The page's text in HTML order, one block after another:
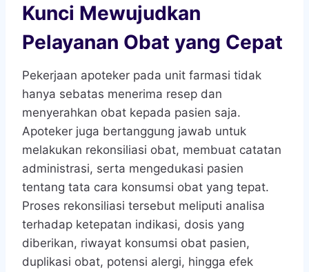
Kunci Mewujudkan
Pelayanan Obat yang Cepat
Pekerjaan apoteker pada unit farmasi tidak
hanya sebatas menerima resep dan
menyerahkan obat kepada pasien saja.
Apoteker juga bertanggung jawab untuk
melakukan rekonsiliasi obat, membuat catatan
administrasi, serta mengedukasi pasien
tentang tata cara konsumsi obat yang tepat.
Proses rekonsiliasi tersebut meliputi analisa
terhadap ketepatan indikasi, dosis yang
diberikan, riwayat konsumsi obat pasien,
duplikasi obat, potensi alergi, hingga efek